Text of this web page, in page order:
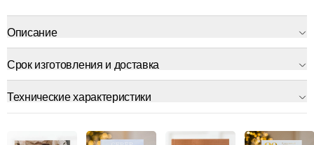
Описание
Срок изготовления и доставка
Технические характеристики